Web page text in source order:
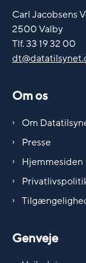
Carl Jacobsens
2500 Valby
Tlf. 33 19 32 00
Om os
Om
Presse
Hjemmesiden
Genveje